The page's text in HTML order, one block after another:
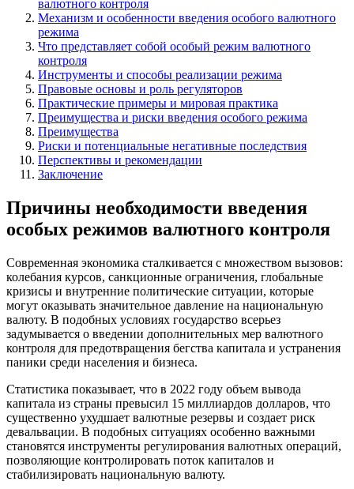
валютного контроля
Механизм и особенности введения особого валютного
режима
Что представляет собой особый режим валютного
контроля
Инструменты и способы реализации режима
Правовые основы и роль регуляторов
Практические примеры и мировая практика
Преимущества и риски введения особого режима
Преимущества
Риски и потенциальные негативные последствия
Перспективы и рекомендации
Заключение
Причины необходимости введения
особых режимов валютного контроля
Современная экономика сталкивается с множеством вызовов:
колебания курсов, санкционные ограничения, глобальные
кризисы и внутренние политические ситуации, которые
могут оказывать значительное давление на национальную
валюту. В подобных условиях государство всерьез
задумывается о введении дополнительных мер валютного
контроля для предотвращения бегства капитала и устранения
паники среди населения и бизнеса.
Статистика показывает, что в 2022 году объем вывода
капитала из страны превысил 15 миллиардов долларов, что
существенно ухудшает валютные резервы и создает риск
девальвации. В подобных ситуациях особенно важными
становятся инструменты регулирования валютных операций,
позволяющие контролировать поток капиталов и
стабилизировать национальную валюту.